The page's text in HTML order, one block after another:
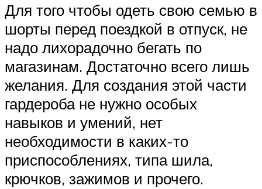
Для того чтобы одеть свою семью в
шорты перед поездкой в отпуск, не
надо лихорадочно бегать по
магазинам. Достаточно всего лишь
желания. Для создания этой части
гардероба не нужно особых
навыков и умений, нет
необходимости в каких-то
приспособлениях, типа шила,
крючков, зажимов и прочего.